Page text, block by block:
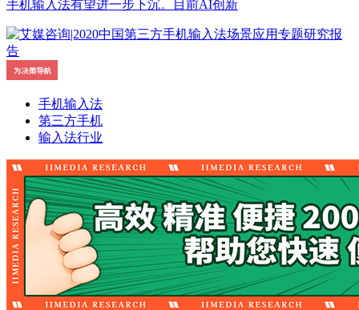
手机输入法有望进一步下沉。目前AI创新
手机输入法
第三方手机
输入法行业